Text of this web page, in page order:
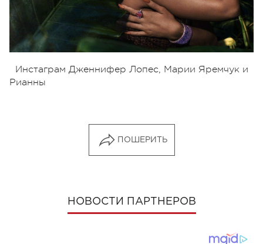
Инстаграм Дженнифер Лопес, Марии Яремчук и
Рианны
ПОШЕРИТЬ
НОВОСТИ ПАРТНЕРОВ